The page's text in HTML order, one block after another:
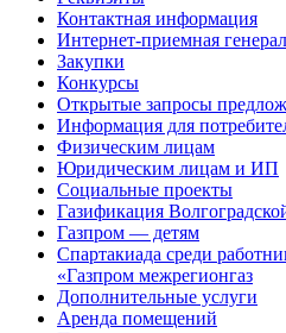
Контактная информация
Интернет-приемная
Закупки
Конкурсы
Открытые запросы
Информация для
Физическим лицам
Юридическим лицам и ИП
Социальные проекты
Газификация
Газпром — детям
Спартакиада среди
«Газпром межрегионгаз
Дополнительные услуги
Аренда помещений